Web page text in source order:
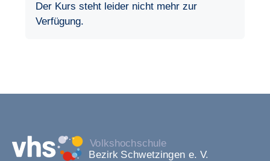
Der Kurs steht leider nicht mehr zur
Verfügung.